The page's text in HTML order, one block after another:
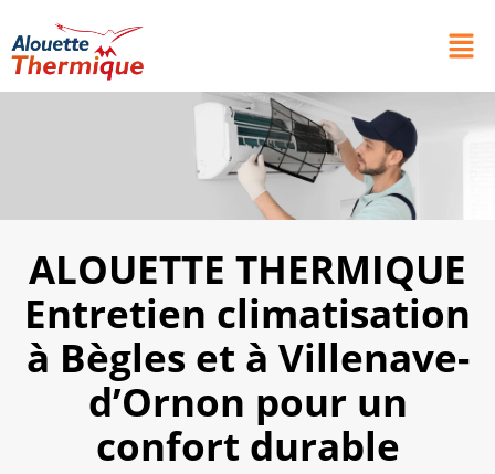
ALOUETTE THERMIQUE
Entretien climatisation
à Bègles et à Villenave-
d’Ornon pour un
confort durable